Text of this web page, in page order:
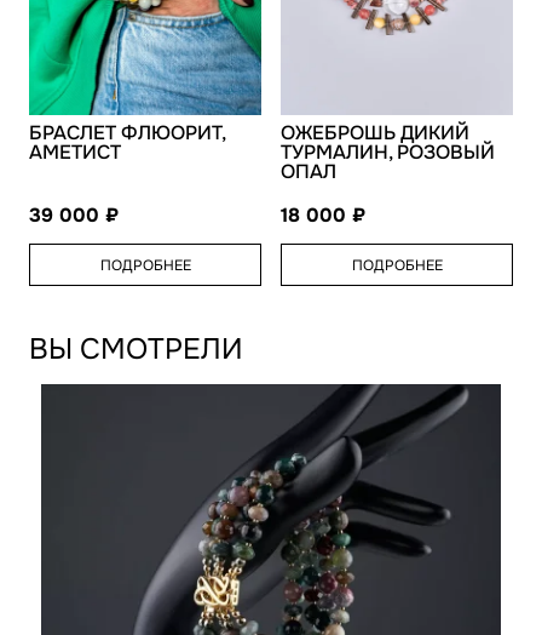
БРАСЛЕТ ФЛЮОРИТ,
АМЕТИСТ
39 000
ПОДРОБНЕЕ
ОЖЕБРОШЬ ДИКИЙ
ТУРМАЛИН, РОЗОВЫЙ
ОПАЛ
18 000
ПОДРОБНЕЕ
ВЫ СМОТРЕЛИ